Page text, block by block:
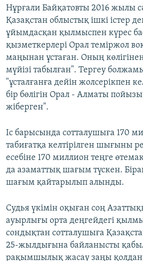
Нұрғали Байқатовты 2016 жылы
Қазақстан облыстық ішкі істер
ұйымдасқан қылмыспен күрес
қызметкерлері Орал теміржол
маңынан ұстаған. Оның
мүйізі табылған". Тергеу
"ұсталғанға дейін жолсерікпен
бір бөлігін Орал - Алматы
жіберген".
Іс барысында сотталушыға 170
табиғатқа келтірілген шығыны
есебіне 170 миллион теңге
да азаматтық шағым түскен.
шағым қайтарылып алынды.
Судья үкімін оқыған соң
ауырлығы орта деңгейдегі
сондықтан сотталушыға Қазақстан
25-жылдығына байланысты
рақымшылық жасау заңы